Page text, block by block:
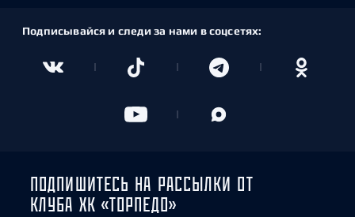
Подписывайся и следи за нами в соцсетях:
ПОДПИШИТЕСЬ НА РАССЫЛКИ ОТ
КЛУБА ХК «ТОРПЕДО»